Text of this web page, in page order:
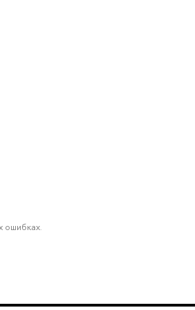
ошибках.